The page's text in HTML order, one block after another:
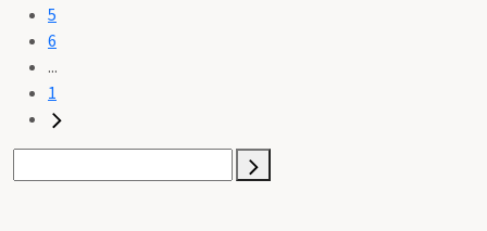
5
6
...
1